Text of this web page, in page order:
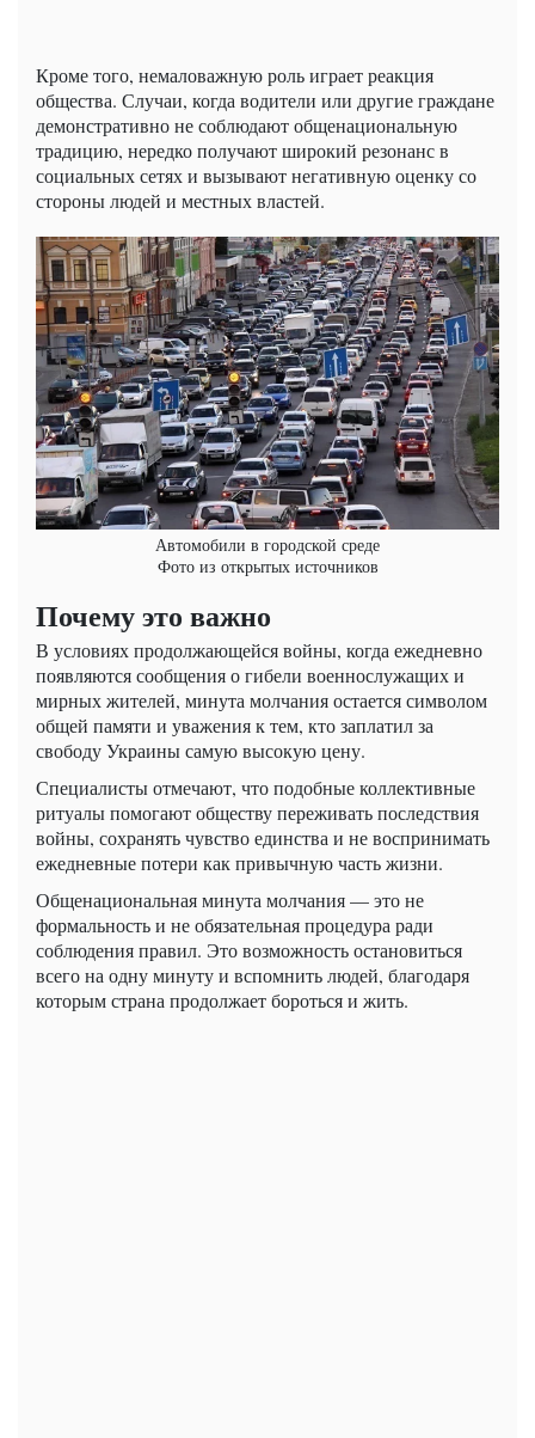
Кроме того, немаловажную роль играет реакция
общества. Случаи, когда водители или другие граждане
демонстративно не соблюдают общенациональную
традицию, нередко получают широкий резонанс в
социальных сетях и вызывают негативную оценку со
стороны людей и местных властей.
Автомобили в городской среде
Фото из открытых источников
Почему это важно
В условиях продолжающейся войны, когда ежедневно
появляются сообщения о гибели военнослужащих и
мирных жителей, минута молчания остается символом
общей памяти и уважения к тем, кто заплатил за
свободу Украины самую высокую цену.
Специалисты отмечают, что подобные коллективные
ритуалы помогают обществу переживать последствия
войны, сохранять чувство единства и не воспринимать
ежедневные потери как привычную часть жизни.
Общенациональная минута молчания — это не
формальность и не обязательная процедура ради
соблюдения правил. Это возможность остановиться
всего на одну минуту и вспомнить людей, благодаря
которым страна продолжает бороться и жить.